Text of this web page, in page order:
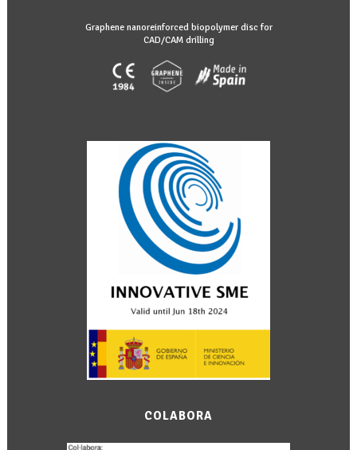
Graphene nanoreinforced biopolymer disc for
CAD/CAM drilling
COLABORA